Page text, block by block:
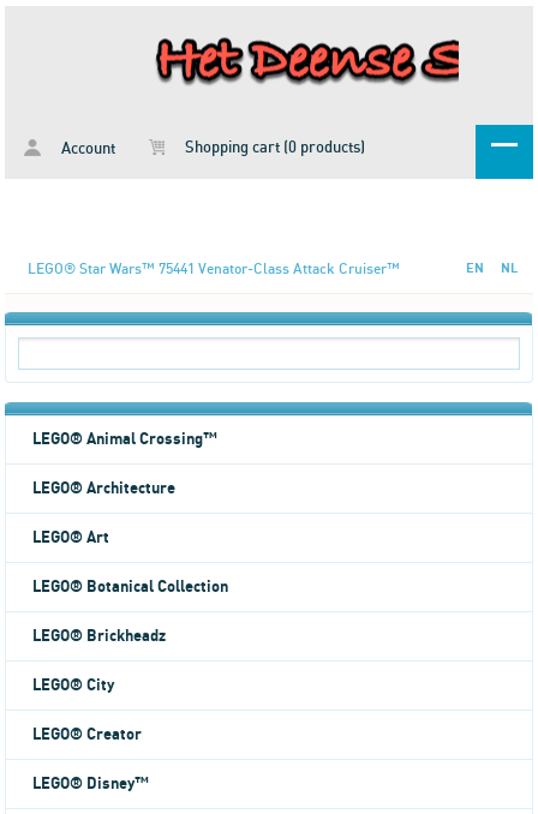
Account Shopping cart (0 products)
LEGO® Star Wars™ 75441 Venator-Class Attack Cruiser™ EN NL
LEGO® Animal Crossing™
LEGO® Architecture
LEGO® Art
LEGO® Botanical Collection
LEGO® Brickheadz
LEGO® City
LEGO® Creator
LEGO® Disney™